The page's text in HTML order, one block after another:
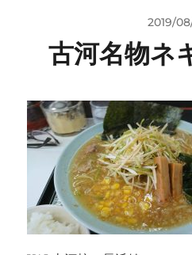
2019/
古河名物ネ